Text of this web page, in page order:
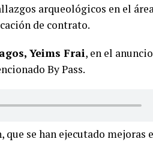
arqueológicos en el
de contrato.
Yeims Frai, en el
By Pass.
se han ejecutado mejoras